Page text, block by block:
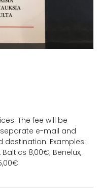
The fee will be
e-mail and
Examples:
8,00€; Benelux,